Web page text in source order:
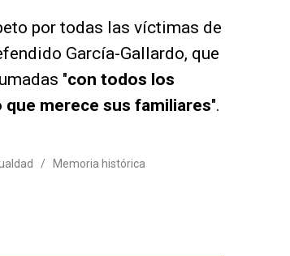
por todas las víctimas de
García-Gallardo, que
"con todos los
merece sus familiares".
/ Memoria histórica